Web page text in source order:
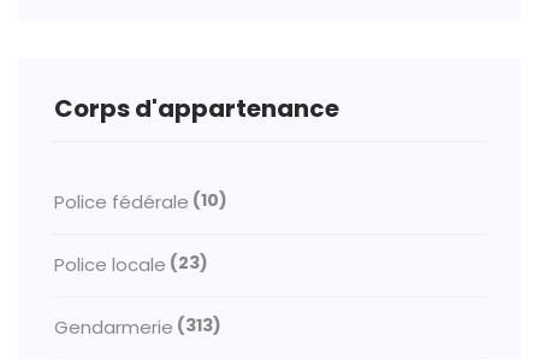
Corps d'appartenance
Police fédérale (10)
Police locale (23)
Gendarmerie (313)